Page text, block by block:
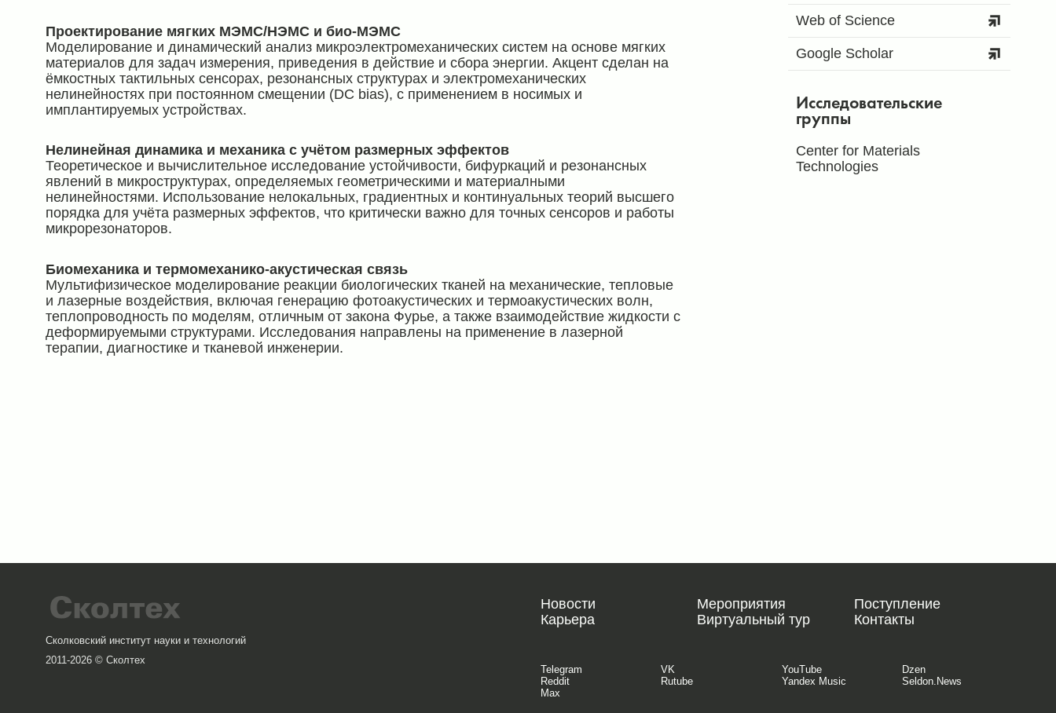
Проектирование мягких МЭМС/НЭМС и био-МЭМС
Моделирование и динамический анализ микроэлектромеханических систем на основе мягких
материалов для задач измерения, приведения в действие и сбора энергии. Акцент сделан на
ёмкостных тактильных сенсорах, резонансных структурах и электромеханических
нелинейностях при постоянном смещении (DC bias), с применением в носимых и
имплантируемых устройствах.
Нелинейная динамика и механика с учётом размерных эффектов
Теоретическое и вычислительное исследование устойчивости, бифуркаций и резонансных
явлений в микроструктурах, определяемых геометрическими и материалными
нелинейностями. Использование нелокальных, градиентных и континуальных теорий высшего
порядка для учёта размерных эффектов, что критически важно для точных сенсоров и работы
микрорезонаторов.
Биомеханика и термомеханико-акустическая связь
Мультифизическое моделирование реакции биологических тканей на механические, тепловые
и лазерные воздействия, включая генерацию фотоакустических и термоакустических волн,
теплопроводность по моделям, отличным от закона Фурье, а также взаимодействие жидкости с
деформируемыми структурами. Исследования направлены на применение в лазерной
терапии, диагностике и тканевой инженерии.
Web of Science
Google Scholar
Исследовательские
группы
Center for Materials
Technologies
Сколковский институт науки и технологий
2011-2026 © Сколтех
Новости Мероприятия
Поступление
Карьера
Виртуальный тур Контакты
Telegram VK YouTube
Dzen
Reddit
Rutube Yandex Music
Seldon.News
Max